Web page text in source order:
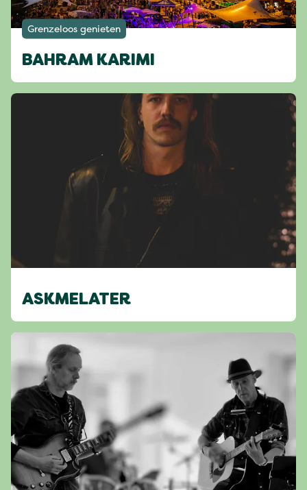
Grenzeloos genieten
BAHRAM KARIMI
ASKMELATER